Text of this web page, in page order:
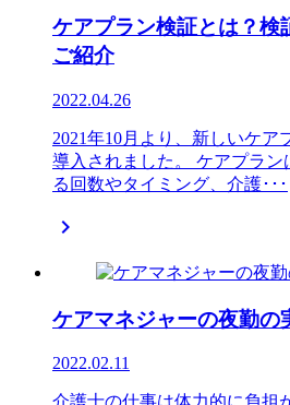
ケアプラン検証とは？検
ご紹介
2022.04.26
2021年10月より、新しいケア
導入されました。 ケアプラ
る回数やタイミング、介護･･･

ケアマネジャーの夜勤の
2022.02.11